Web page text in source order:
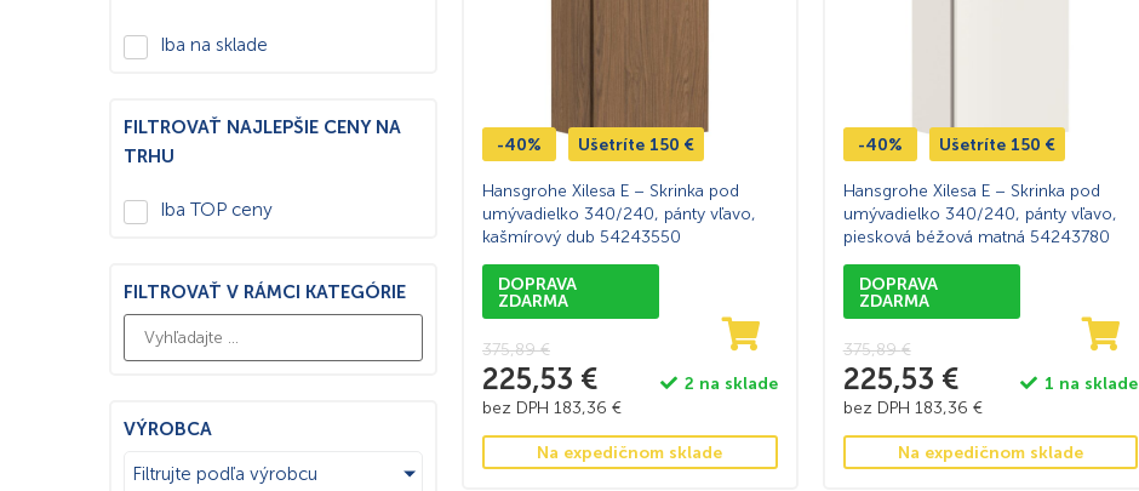
Iba na sklade
FILTROVAŤ NAJLEPŠIE CENY NA
TRHU
Iba TOP ceny
FILTROVAŤ V RÁMCI KATEGÓRIE
VÝROBCA
Filtrujte podľa výrobcu
-40% Ušetríte 150 €
Hansgrohe Xilesa E – Skrinka pod
umývadielko 340/240, pánty vľavo,
kašmírový dub 54243550
DOPRAVA
ZDARMA
375,89€
225,53 €
bez DPH 183,36 €
2 na sklade
Na expedičnom sklade
-40% Ušetríte 150 €
Hansgrohe Xilesa E – Skrinka pod
umývadielko 340/240, pánty vľavo,
piesková béžová matná 54243780
DOPRAVA
ZDARMA
375,89€
225,53 €
bez DPH 183,36 €
1 na sklade
Na expedičnom sklade